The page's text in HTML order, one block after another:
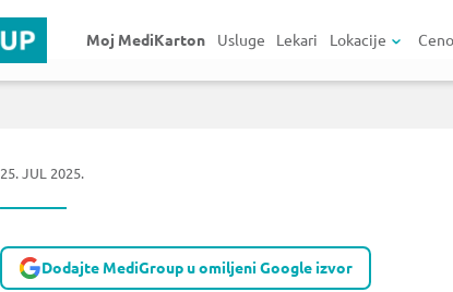
Moj MediKarton Usluge Lekari Lokacije
25. JUL 2025.
Dodajte MediGroup u omiljeni Google izvor